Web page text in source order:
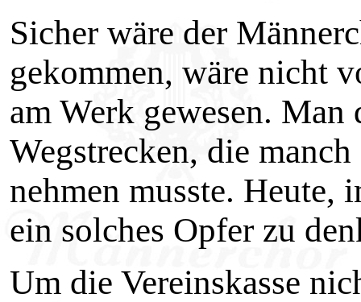
Sicher wäre der
gekommen, wäre nicht
am Werk gewesen.
Wegstrecken, die
nehmen musste. Heute,
ein solches Opfer zu
Um die Vereinskasse